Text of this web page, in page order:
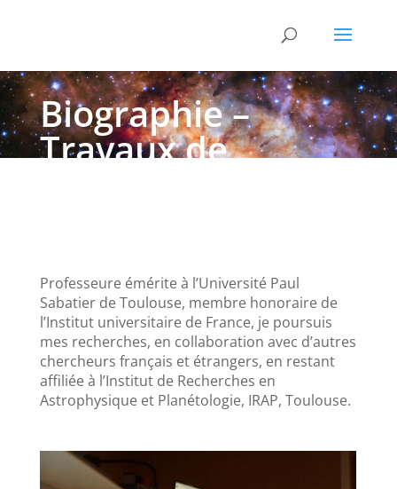
Biographie –
Travaux de
Professeure émérite à l’Université Paul
Sabatier de Toulouse, membre honoraire de
l’Institut universitaire de France, je poursuis
mes recherches, en collaboration avec d’autres
chercheurs français et étrangers, en restant
affiliée à l’Institut de Recherches en
Astrophysique et Planétologie, IRAP, Toulouse.